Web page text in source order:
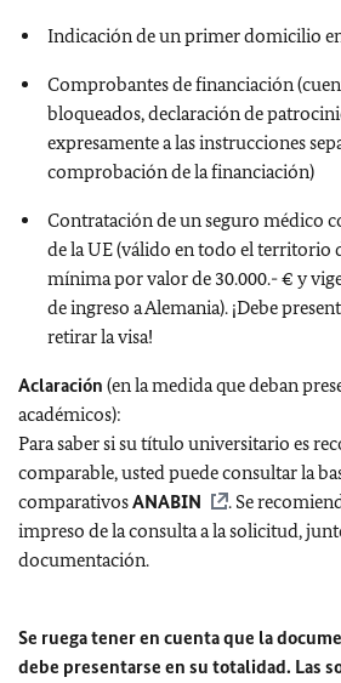
Indicación de un primer domicilio
Comprobantes de financiación
bloqueados, declaración de
expresamente a las instrucciones
comprobación de la financiación)
Contratación de un seguro médico
de la UE (válido en todo el territorio
mínima por valor de 30.000.- € y
de ingreso a Alemania). ¡Debe
retirar la visa!
Aclaración (en la medida que deban
académicos):
Para saber si su título universitario es
comparable, usted puede consultar la
comparativosANABIN
. Se
impreso de la consulta a la solicitud,
documentación.
Se ruega tener en cuenta que la
debe presentarse en su totalidad. Las